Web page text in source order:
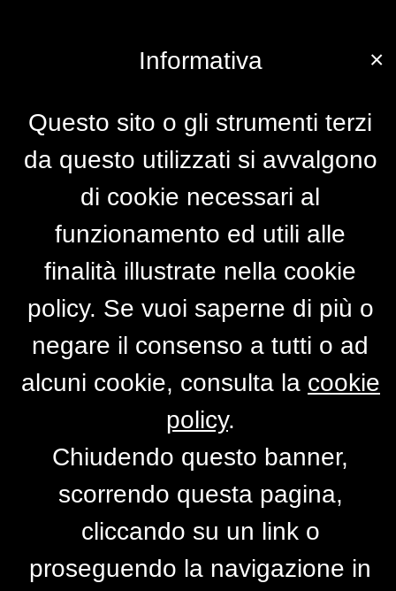
Un po' di nebbia
di Erato
×
Informativa
Questo sito o gli strumenti terzi
da questo utilizzati si avvalgono
di cookie necessari al
funzionamento ed utili alle
finalità illustrate nella cookie
policy. Se vuoi saperne di più o
negare il consenso a tutti o ad
alcuni cookie, consulta la cookie
policy.
Chiudendo questo banner,
scorrendo questa pagina,
cliccando su un link o
proseguendo la navigazione in